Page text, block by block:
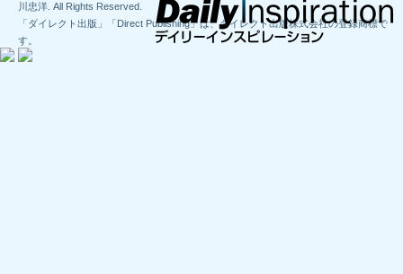
川忠洋. All Rights Reserved.
「ダイレクト出版」「Direct Publishing」は、ダイレクト出版株式会社の登録商標で
す。